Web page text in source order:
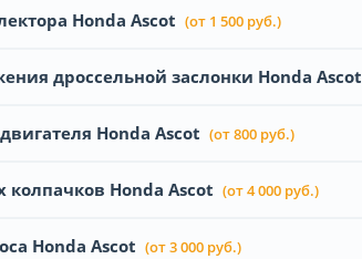
Honda Ascot (от 1 500 руб.)
дроссельной заслонки Honda Ascot
Honda Ascot (от 800 руб.)
Honda Ascot (от 4 000 руб.)
Honda Ascot (от 3 000 руб.)